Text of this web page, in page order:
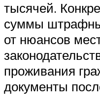
тысячей.
суммы
от нюансов
проживания
документы